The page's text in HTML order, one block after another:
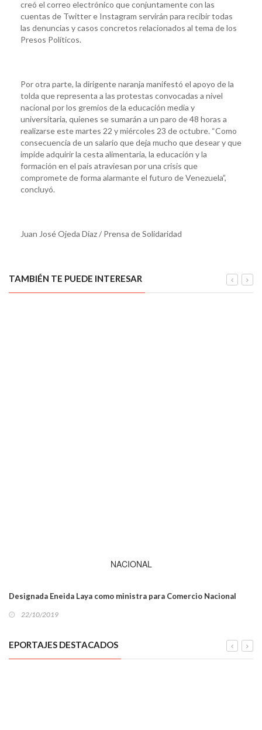
creó el correo electrónico que conjuntamente con las
cuentas de Twitter e Instagram servirán para recibir todas
las denuncias y casos concretos relacionados al tema de los
Presos Políticos.
Por otra parte, la dirigente naranja manifestó el apoyo de la
tolda que representa a las protestas convocadas a nivel
nacional por los gremios de la educación media y
universitaria, quienes se sumarán a un paro de 48 horas a
realizarse este martes 22 y miércoles 23 de octubre. “Como
consecuencia de un salario que deja mucho que desear y que
impide adquirir la cesta alimentaria, la educación y la
formación en el país atraviesan por una crisis que
compromete de forma alarmante el futuro de Venezuela”,
concluyó.
Juan José Ojeda Díaz / Prensa de Solidaridad
TAMBIÉN TE PUEDE INTERESAR
NACIONAL
Designada Eneida Laya como ministra para Comercio Nacional
22/10/2019
EPORTAJES DESTACADOS